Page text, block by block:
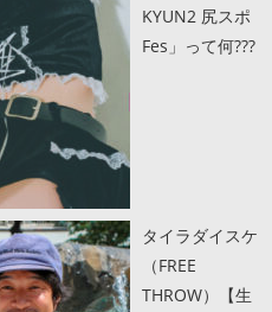
KYUN2 尻スポ
Fes」って何???
タイラダイスケ
（FREE
THROW）【生